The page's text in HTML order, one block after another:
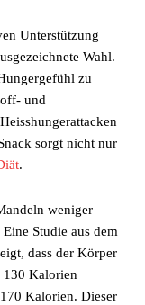
Unterstützung
Wahl.
zu
und
sorgt nicht nur
.
weniger
Studie aus dem
dass der Körper
130 Kalorien
Kalorien. Dieser